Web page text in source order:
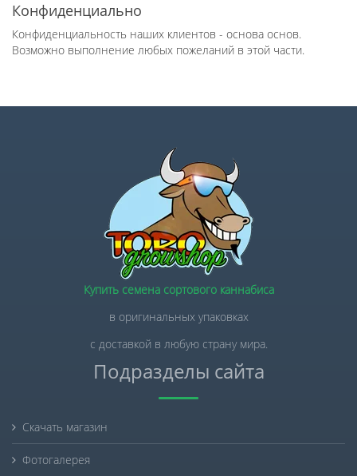
Конфиденциально
Конфиденциальность наших клиентов - основа основ.
Возможно выполнение любых пожеланий в этой части.
Купить семена сортового каннабиса
в оригинальных упаковках
с доставкой в любую страну мира.
Подразделы сайта
Скачать магазин
Фотогалерея